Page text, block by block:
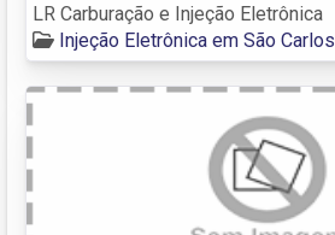
LR Carburação e Injeção Eletrônica
Injeção Eletrônica em São Carlos